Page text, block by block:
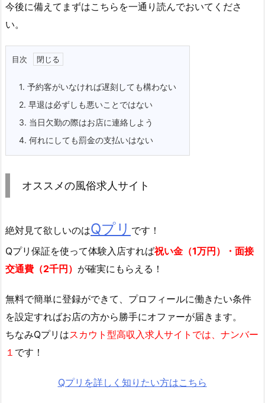
今後に備えてまずはこちらを一通り読んでおいてくださ
い。
目次
1. 予約客がいなければ遅刻しても構わない
2. 早退は必ずしも悪いことではない
3. 当日欠勤の際はお店に連絡しよう
4. 何れにしても罰金の支払いはない
オススメの風俗求人サイト
絶対見て欲しいのはQプリ です！
Qプリ保証を使って体験入店すれば祝い金（1万円）・面接
交通費（2千円） が確実にもらえる！
無料で簡単に登録ができて、プロフィールに働きたい条件
を設定すればお店の方から勝手にオファーが届きます。
ちなみQプリはスカウト型高収入求人サイトでは、ナンバー
１ です！
Qプリを詳しく知りたい方はこちら